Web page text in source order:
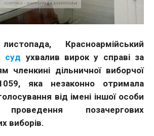
Красноармійський
суд ухвалив вирок у справі за
членкині дільничної виборчої
яка незаконно отримала
від імені іншої особи
позачергових
виборів.